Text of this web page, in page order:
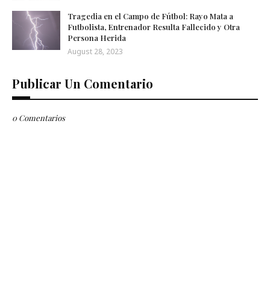
Tragedia en el Campo de Fútbol: Rayo Mata a
Futbolista, Entrenador Resulta Fallecido y Otra
Persona Herida
August 28, 2023
Publicar Un Comentario
0 Comentarios